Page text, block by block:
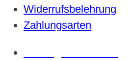
Widerrufsbelehrung
Zahlungsarten